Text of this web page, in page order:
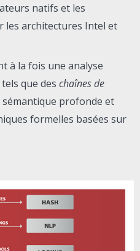
natifs et les
les architectures Intel et
à la fois une analyse
que des chaînes de
sémantique profonde et
formelles basées sur